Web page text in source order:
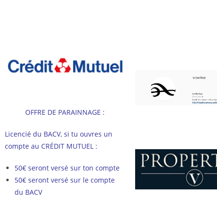
OFFRE DE PARAINNAGE :
Licencié du BACV, si tu ouvres un
compte au CRÉDIT MUTUEL :
50€ seront versé sur ton compte
50€ seront versé sur le compte
du BACV